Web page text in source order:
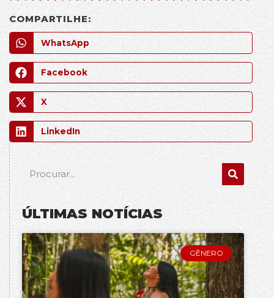
COMPARTILHE:
WhatsApp
Facebook
X
LinkedIn
ÚLTIMAS NOTÍCIAS
GÊNERO